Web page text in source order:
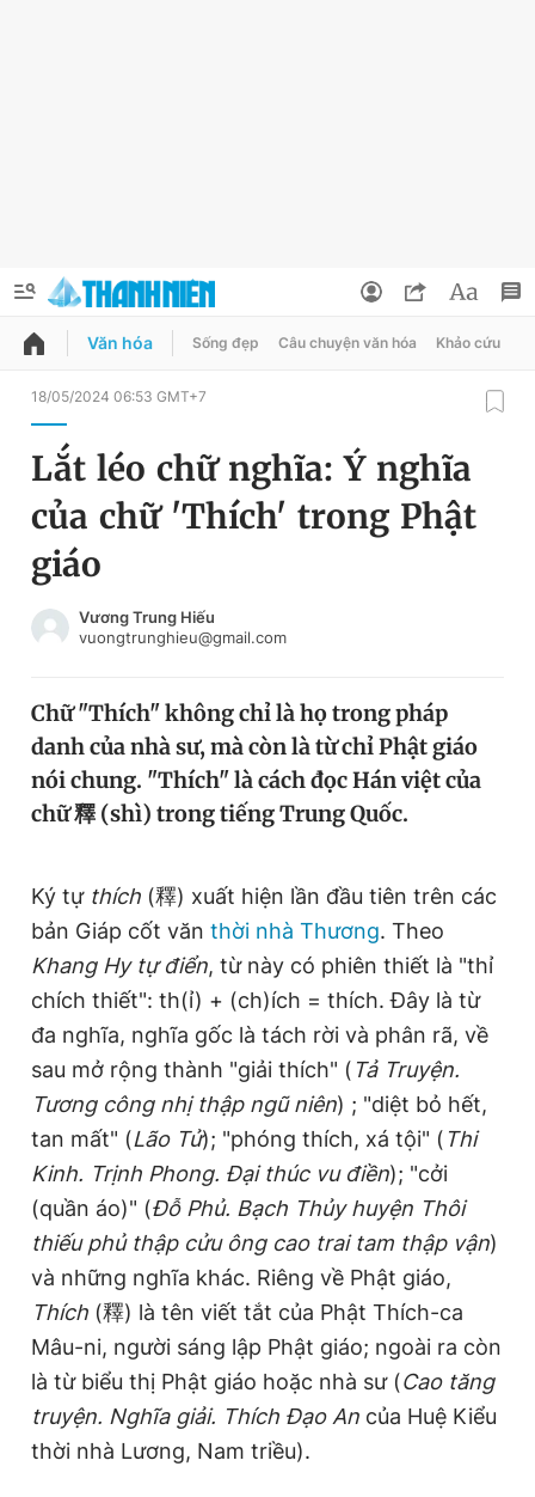
QUẢNG CÁO
Chuyên mục
Chuyên mục khác
Chào ngày mới
Video Magazine
Tiện ích Bạn cần biết
Thông tin tòa soạn Liên hệ quảng cáo
Đọc Thanh Niên trên điện thoại
Theo dõi báo trên
Hotline
0906 645 777
Liên hệ quảng cáo
0908 780 404
Đặt báo Quảng cáo RSS Tòa soạn
Đổi mật khẩu
Tin đã lưu
Đăng xuất
Văn hóa Sống đẹp Câu chuyện văn hóa Khảo cứu
18/05/2024 06:53 GMT+7
Lắt léo chữ nghĩa: Ý nghĩa
của chữ 'Thích' trong Phật
giáo
Vương Trung Hiếu
vuongtrunghieu@gmail.com
Chữ "Thích" không chỉ là họ trong pháp
danh của nhà sư, mà còn là từ chỉ Phật giáo
nói chung. "Thích" là cách đọc Hán việt của
chữ 釋 (shì) trong tiếng Trung Quốc.
Ký tự thích (釋) xuất hiện lần đầu tiên trên các
bản Giáp cốt văn thời nhà Thương. Theo
Khang Hy tự điển, từ này có phiên thiết là "thỉ
chích thiết": th(ỉ) + (ch)ích = thích. Đây là từ
đa nghĩa, nghĩa gốc là tách rời và phân rã, về
sau mở rộng thành "giải thích" ( Tả Truyện.
Tương công nhị thập ngũ niên) ; "diệt bỏ hết,
tan mất" (Lão Tử); "phóng thích, xá tội" ( Thi
Kinh. Trịnh Phong. Đại thúc vu điền); "cởi
(quần áo)" (Đỗ Phủ. Bạch Thủy huyện Thôi
thiếu phủ thập cửu ông cao trai tam thập vận)
và những nghĩa khác. Riêng về Phật giáo,
Thích (釋) là tên viết tắt của Phật Thích-ca
Mâu-ni, người sáng lập Phật giáo; ngoài ra còn
là từ biểu thị Phật giáo hoặc nhà sư (Cao tăng
truyện. Nghĩa giải. Thích Đạo An của Huệ Kiểu
thời nhà Lương, Nam triều).